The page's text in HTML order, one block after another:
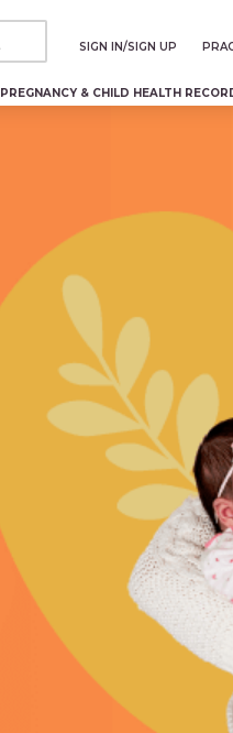
SIGN IN/SIGN UP
PREGNANCY & CHILD HEALTH